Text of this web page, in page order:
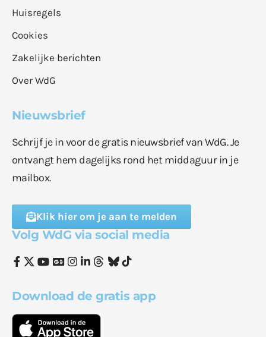
Huisregels
Cookies
Zakelijke berichten
Over WdG
Nieuwsbrief
Schrijf je in voor de gratis nieuwsbrief van WdG. Je
ontvangt hem dagelijks rond het middaguur in je
mailbox.
Klik hier om je aan te melden
Volg WdG via social media
Download de gratis app